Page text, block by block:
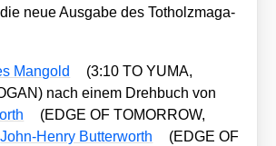
neue Aus­ga­be des Tot­holz­ma­ga­
Man­gold
(3:10 TO YUMA,
nach einem Dreh­buch von
(EDGE OF TOMORROW,
John-Hen­ry But­ter­worth
(EDGE OF